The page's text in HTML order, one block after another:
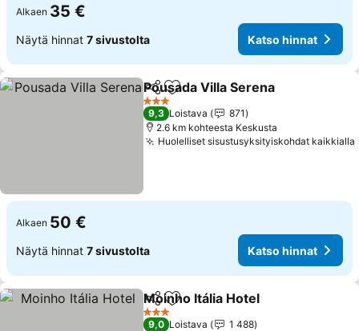
Alkaen 35 €
Näytä hinnat 7 sivustolta Katso hinnat
Jaa Lisää suosikkeihin
Pousada Villa Serena
3 Tähtiluokitus
9,3 Loistava
871
2.6 km kohteesta Keskusta
Huolelliset sisustusyksityiskohdat kaikkialla
Alkaen 50 €
Näytä hinnat 7 sivustolta Katso hinnat
Jaa Lisää suosikkeihin
Moinho Itália Hotel
3 Tähtiluokitus
9,0 Loistava
1 488